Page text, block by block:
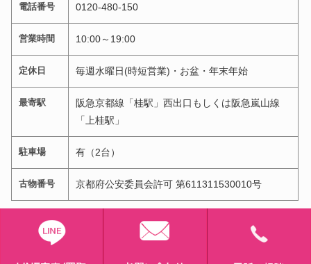
電話番号 0120-480-150
営業時間 10:00～19:00
定休日 毎週水曜日(時短営業)・お盆・年末年始
最寄駅
阪急京都線「桂駅」西出口もしくは阪急嵐山線
「上桂駅」
駐車場 有（2台）
古物番号 京都府公安委員会許可 第611311530010号